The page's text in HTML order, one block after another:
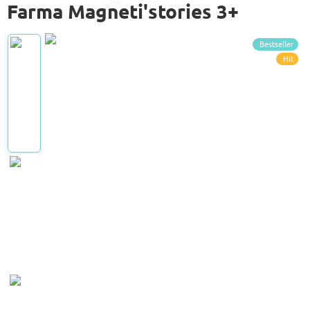
Farma Magneti'stories 3+
Bestseller
Hit